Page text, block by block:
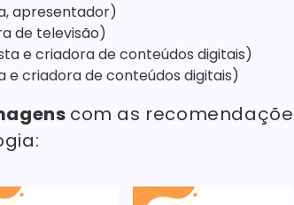
apresentador)
de televisão)
e criadora de conteúdos digitais)
e criadora de conteúdos digitais)
com as